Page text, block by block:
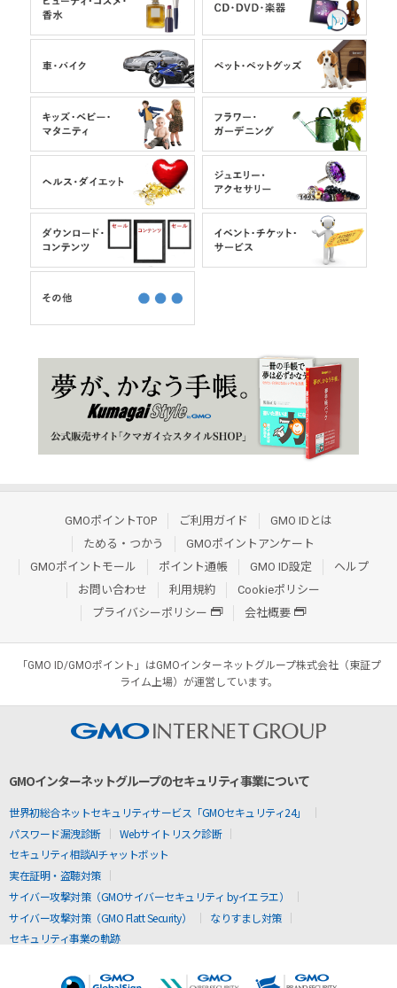
GMOポイントTOP ご利用ガイド
GMO IDとは
ためる・つかう
GMOポイントアンケート
GMOポイントモール
ポイント通帳 GMO ID設定
ヘルプ
お問い合わせ
利用規約
Cookieポリシー
プライバシーポリシー
会社概要
「GMO ID/GMOポイント」はGMOインターネットグループ株式会社（東証プ
ライム上場）が運営しています。
GMOインターネットグループのセキュリティ事業について
世界初総合ネットセキュリティサービス「GMOセキュリティ24」
パスワード漏洩診断
Webサイトリスク診断
セキュリティ相談AIチャットボット
実在証明・盗聴対策
サイバー攻撃対策（GMOサイバーセキュリティ byイエラエ）
サイバー攻撃対策（GMO Flatt Security）
なりすまし対策
セキュリティ事業の軌跡